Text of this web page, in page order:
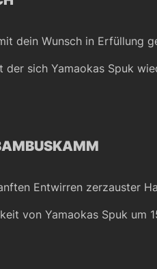
dein Wunsch in Erfüllung
sich Yamaokas Spuk
Entwirren zerzauster
von Yamaokas Spuk um